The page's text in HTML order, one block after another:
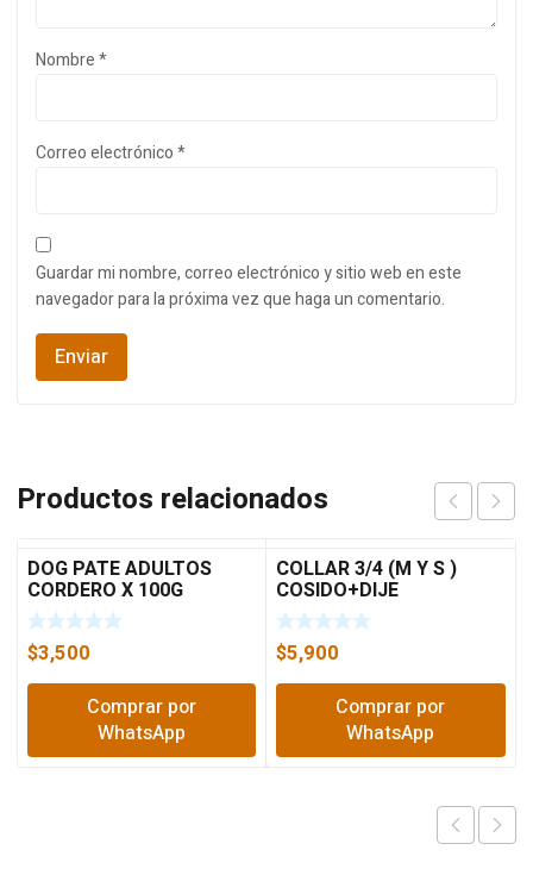
Nombre*
Correo electrónico*
Guardar mi nombre, correo electrónico y sitio web en este
navegador para la próxima vez que haga un comentario.
Productos relacionados
DOG PATE ADULTOS
CORDERO X 100G
$3,500
Comprar por
WhatsApp
COLLAR 3/4 (M Y S )
COSIDO+DIJE
$5,900
Comprar por
WhatsApp